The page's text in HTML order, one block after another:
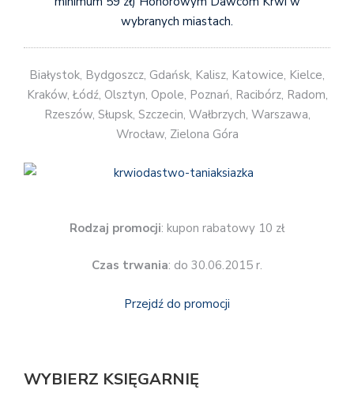
wybranych miastach.
Białystok, Bydgoszcz, Gdańsk, Kalisz, Katowice, Kielce,
Kraków, Łódź, Olsztyn, Opole, Poznań, Racibórz, Radom,
Rzeszów, Słupsk, Szczecin, Wałbrzych, Warszawa,
Wrocław, Zielona Góra
Rodzaj promocji: kupon rabatowy 10 zł
Czas trwania: do 30.06.2015 r.
Przejdź do promocji
WYBIERZ KSIĘGARNIĘ